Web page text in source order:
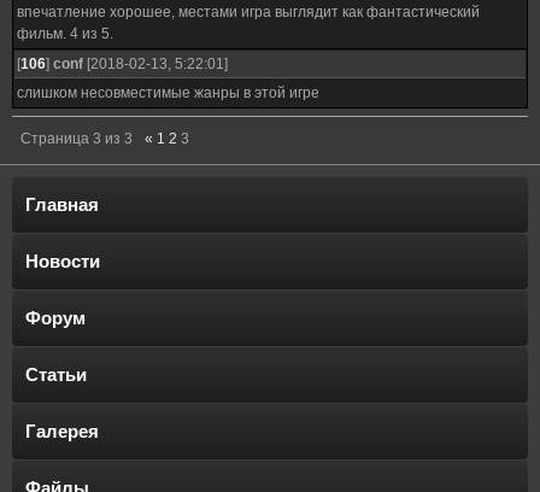
впечатление хорошее, местами игра выглядит как фантастический
фильм. 4 из 5.
[106] conf [2018-02-13, 5:22:01]
слишком несовместимые жанры в этой игре
Страница 3 из 3 « 1 2 3
Главная
Новости
Форум
Статьи
Галерея
Файлы